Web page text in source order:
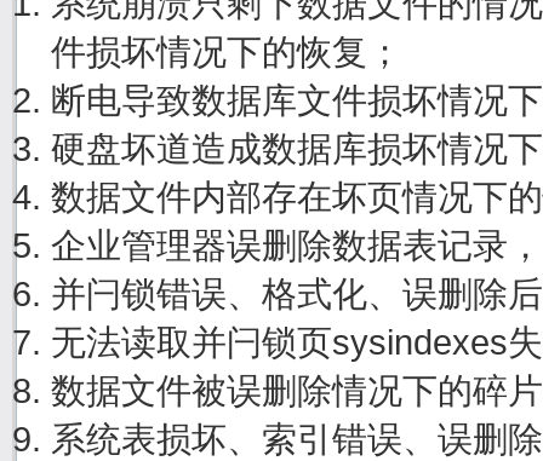
件损坏情况下的恢复；
断电导致数据库文件损坏情况
硬盘坏道造成数据库损坏情况
数据文件内部存在坏页情况下
企业管理器误删除数据表记录
并闩锁错误、格式化、误删除
无法读取并闩锁页sysindexes
数据文件被误删除情况下的碎
系统表损坏、索引错误、误删